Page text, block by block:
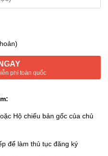
phí toàn quốc
Hộ chiếu bản gốc của chủ
để làm thủ tục đăng ký